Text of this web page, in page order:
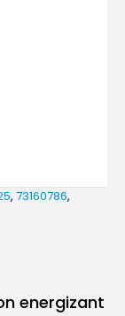
, 73160786,
energizant